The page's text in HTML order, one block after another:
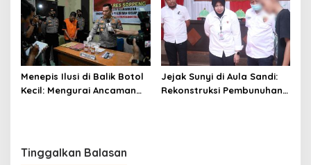
Terduga di Cabenge
Menepis Ilusi di Balik Botol
Kecil: Mengurai Ancaman
Jejak Sunyi di Aula Sandi:
Rekonstruksi Pembunuhan
Tinggalkan Balasan